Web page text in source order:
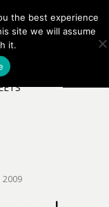
EN NB
2009
the best experience
site we will assume
it.